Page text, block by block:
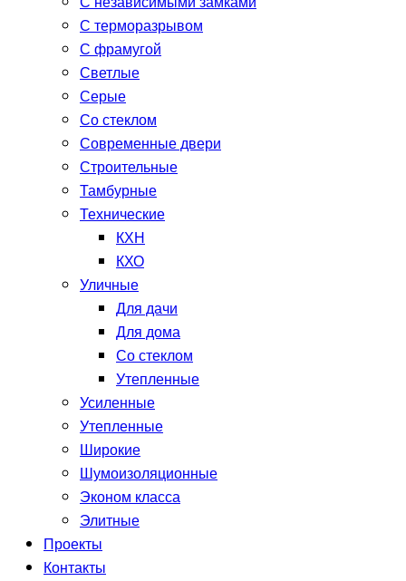
С терморазрывом
С фрамугой
Светлые
Серые
Со стеклом
Современные двери
Строительные
Тамбурные
Технические
КХН
КХО
Уличные
Для дачи
Для дома
Со стеклом
Утепленные
Усиленные
Утепленные
Широкие
Шумоизоляционные
Эконом класса
Элитные
Проекты
Контакты